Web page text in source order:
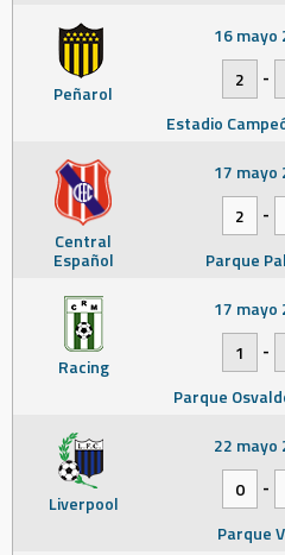
Peñarol
16 mayo
2
-
Estadio
Central
Español
17 mayo
2
-
Parque
Racing
17 mayo
1
-
Parque
Liverpool
22 mayo
0
-
Parque